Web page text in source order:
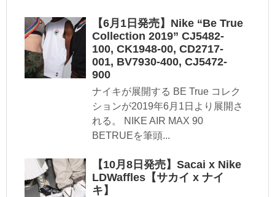
【6月1日発売】Nike “Be True
Collection 2019” CJ5482-
100, CK1948-00, CD2717-
001, BV7930-400, CJ5472-
900
ナイキが展開する BE True コレク
ションが2019年6月1日より展開さ
れる。 NIKE AIR MAX 90
BETRUEを筆頭...
【10月8日発売】Sacai x Nike
LDWaffles【サカイ x ナイ
キ】